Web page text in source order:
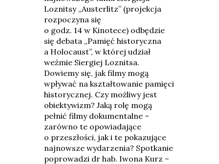
Loznitsy „Austerlitz” (projekcja
rozpoczyna się
o godz. 14 w Kinotece) odbędzie
się debata „Pamięć historyczna
a Holocaust”, w której udział
weźmie Siergiej Loznitsa.
Dowiemy się, jak filmy mogą
wpływać na kształtowanie pamięci
historycznej. Czy możliwy jest
obiektywizm? Jaką rolę mogą
pełnić filmy dokumentalne –
zarówno te opowiadające
o przeszłości, jak i te pokazujące
najnowsze wydarzenia? Spotkanie
poprowadzi dr hab. Iwona Kurz –